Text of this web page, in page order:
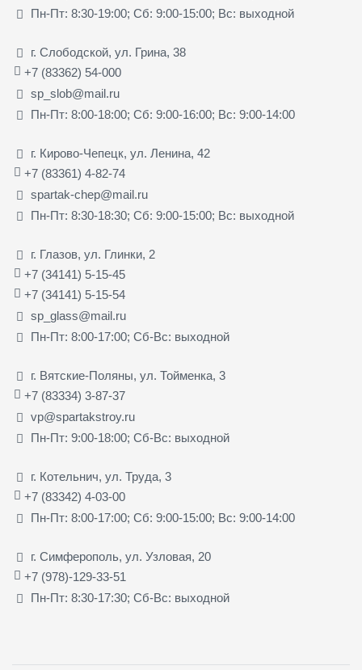
Пн-Пт: 8:30-19:00; Сб: 9:00-15:00; Вс: выходной
г. Слободской, ул. Грина, 38
+7 (83362) 54-000
sp_slob@mail.ru
Пн-Пт: 8:00-18:00; Сб: 9:00-16:00; Вс: 9:00-14:00
г. Кирово-Чепецк, ул. Ленина, 42
+7 (83361) 4-82-74
spartak-chep@mail.ru
Пн-Пт: 8:30-18:30; Сб: 9:00-15:00; Вс: выходной
г. Глазов, ул. Глинки, 2
+7 (34141) 5-15-45
+7 (34141) 5-15-54
sp_glass@mail.ru
Пн-Пт: 8:00-17:00; Сб-Вс: выходной
г. Вятские-Поляны, ул. Тойменка, 3
+7 (83334) 3-87-37
vp@spartakstroy.ru
Пн-Пт: 9:00-18:00; Сб-Вс: выходной
г. Котельнич, ул. Труда, 3
+7 (83342) 4-03-00
Пн-Пт: 8:00-17:00; Сб: 9:00-15:00; Вс: 9:00-14:00
г. Симферополь, ул. Узловая, 20
+7 (978)-129-33-51
Пн-Пт: 8:30-17:30; Сб-Вс: выходной